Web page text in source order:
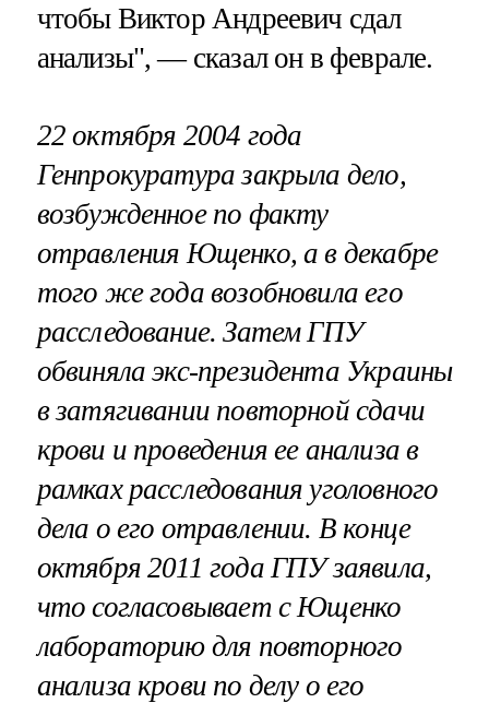
чтобы Виктор Андреевич сдал
анализы", — сказал он в феврале.
22 октября 2004 года
Генпрокуратура закрыла дело,
возбужденное по факту
отравления Ющенко, а в декабре
того же года возобновила его
расследование. Затем ГПУ
обвиняла экс-президента Украины
в затягивании повторной сдачи
крови и проведения ее анализа в
рамках расследования уголовного
дела о его отравлении. В конце
октября 2011 года ГПУ заявила,
что согласовывает с Ющенко
лабораторию для повторного
анализа крови по делу о его